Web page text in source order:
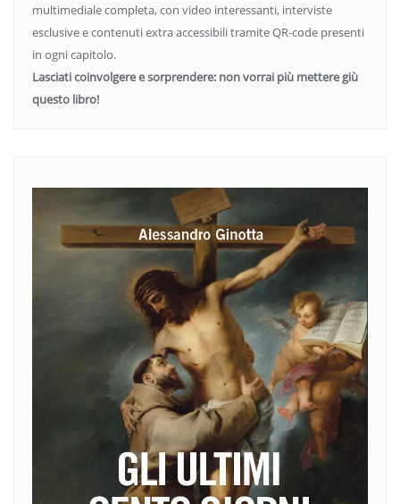
multimediale completa, con video interessanti, interviste
esclusive e contenuti extra accessibili tramite QR-code presenti
in ogni capitolo.
Lasciati coinvolgere e sorprendere: non vorrai più mettere giù
questo libro!